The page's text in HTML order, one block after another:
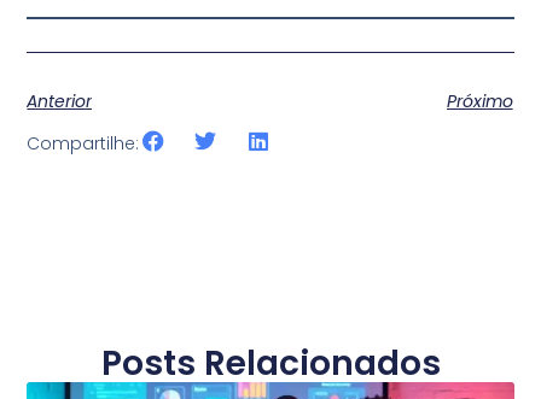
Anterior
Próximo
Compartilhe:
Posts Relacionados